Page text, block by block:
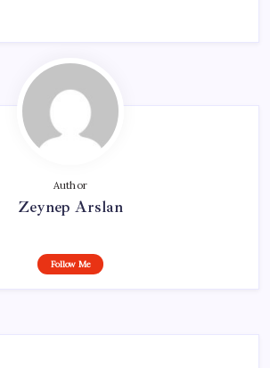
Author
Zeynep Arslan
Follow Me